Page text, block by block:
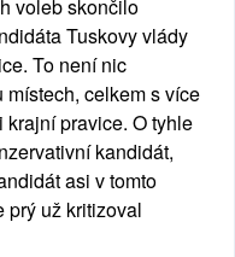
voleb skončilo
Tuskovy vlády
To není nic
celkem s více
krajní pravice. O tyhle
kandidát,
asi v tomto
prý už kritizoval